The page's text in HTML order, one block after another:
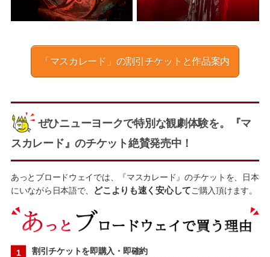
「マスカレード」の割引チケットと作品案内
ぜひニューヨークで特別な観劇体験を。『マ
スカレード』のチケット絶賛発売中！
あっとブロードウェイでは、『マスカレード』のチケットを、日本
にいながら日本語で、
どこよりも速く安心してご購入頂けます。
割引チケットを即購入・即確約